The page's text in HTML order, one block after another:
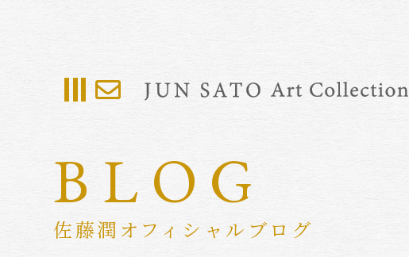
BLOG
佐藤潤オフィシャルブログ